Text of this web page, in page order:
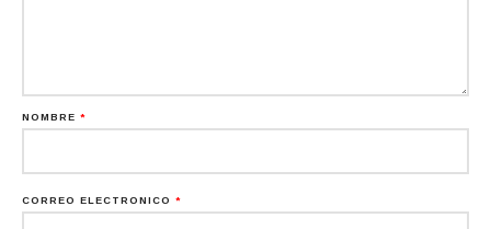
NOMBRE *
CORREO ELECTRÓNICO *